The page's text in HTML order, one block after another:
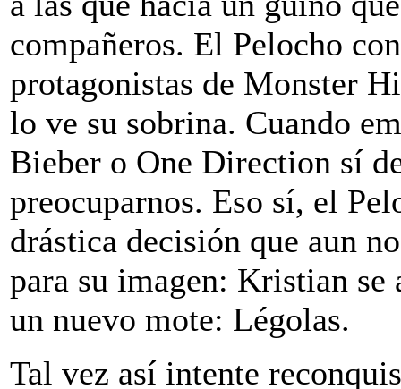
compañeros. El Pelocho
protagonistas de Monster
lo ve su sobrina. Cuando
Bieber o One Direction sí
preocuparnos. Eso sí, el
drástica decisión que aun
para su imagen: Kristian
un nuevo mote: Légolas.
Tal vez así intente